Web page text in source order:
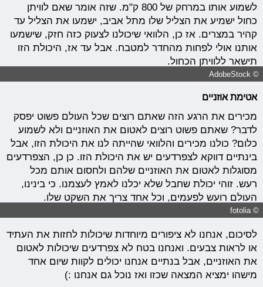
לשמוע אותו במרחק של 800 ק"מ. שזה אומר שאם לוויתן
כחול ישמיע את הצליל שלו מתל אביב, ישמעו את הצליל עד
קהיר במצרים. אז כן, הלוואי שיכולנו לצעוק כזה חזק, שישמעו
אותנו אולי לפחות מהחדר למטבח. אבל עד אז, היכולת הזו
תישאר ללוויתן הכחול.
© AdobeStock
אטימת אוזניים
מכירים את הרגע הזה שאתם רוצים שכל העולם פשוט יפסק
לדבר? שאתם פשוט רוצים לאטום את האוזניים ולא לשמוע
כלום? כולנו מכירים והלוואי שהייתה לנו את היכולת הזו, אבל
בינתיים דווקא לצפרדעים יש את היכולת הזו. כן כן, הצפרדעים
מסוגלות לאטום את האוזניים שלהם ולחסום אותם מכל
רעש. זוהי יכולת שחבל שלא יכלנו לאמץ לעצמנו. כי בינינו,
העולם רועש לפעמים, וכל אחד צריך את השקט שלו.
© fotolia
לסיכום, אנחנו לא ציפורים מיוחדות שיכולות לחזות את העתיד
או לראות צבעים. ואנחנו בטח לא צפרדעים שיכולות לאטום
את האוזניים, אבל בנתיים אנחנו יכולים לקוות שיום אחד
מישהו ימציא המצאה שכזו ואז נוכל גם אנחנו :)